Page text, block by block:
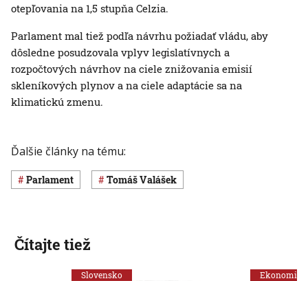
otepľovania na 1,5 stupňa Celzia.
Parlament mal tiež podľa návrhu požiadať vládu, aby
dôsledne posudzovala vplyv legislatívnych a
rozpočtových návrhov na ciele znižovania emisií
skleníkových plynov a na ciele adaptácie sa na
klimatickú zmenu.
Ďalšie články na tému:
Parlament Tomáš Valášek
Čítajte tiež
Slovensko Ekonomika